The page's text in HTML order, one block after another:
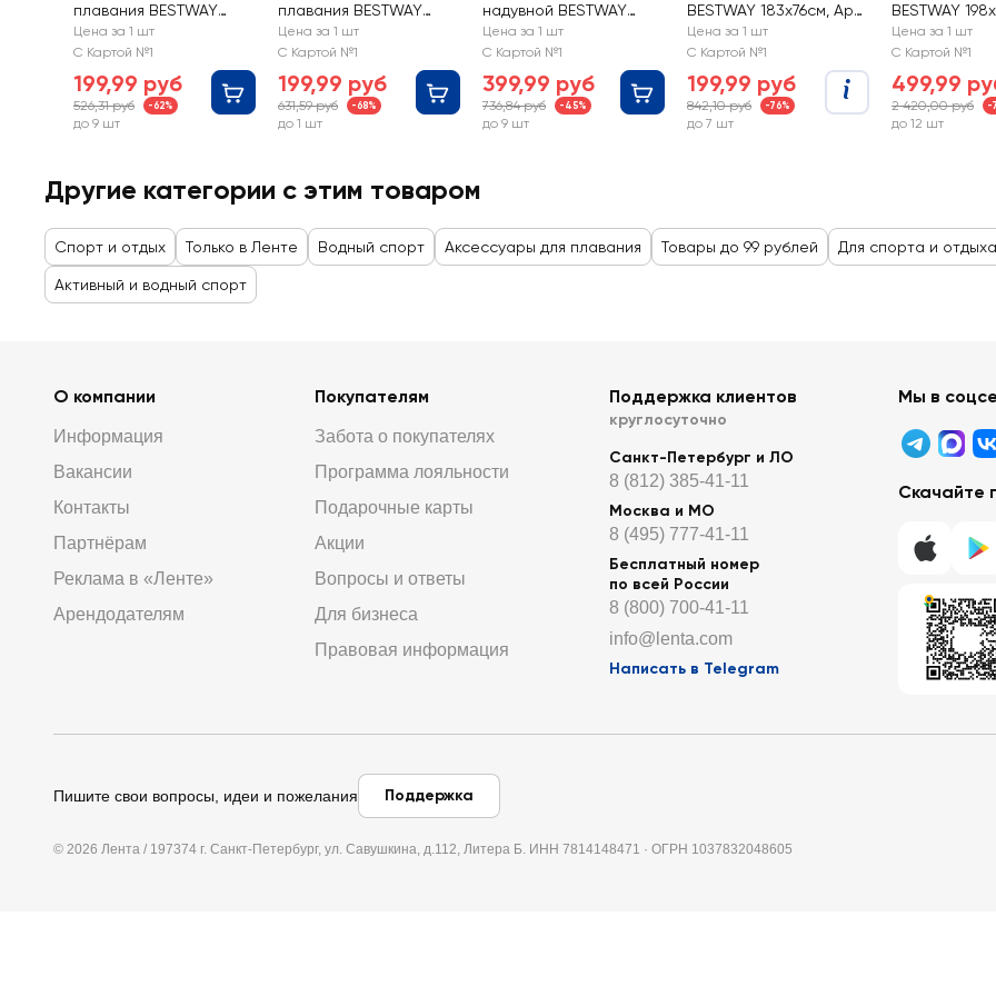
плавания BESTWAY
183х69см, цвета в
ассортименте, с
ремкомплектом, Арт.
44007
Цена за 1 шт
С Картой №1
199,99 руб
526,31 руб -62%
до 9 шт
плавания BESTWAY
Модный 183х69см, с
ремкомплектом, Арт.
Цена за 1 шт
С Картой №1
199,99 руб
631,59 руб -68%
до 1 шт
надувной BESTWAY
Лимон 183х69см, Арт.
44122
Цена за 1 шт
С Картой №1
399,99 руб
736,84 руб -45%
до 9 шт
BESTWAY 183х76см, Арт.
44013
Цена за 1 шт
С Картой №1
199,99 руб
842,10 руб -76%
до 7 шт
BESTWAY
43550
Цена за 1 шт
С Картой №1
499,99
2 420,00 руб -
до 12 шт
Другие категории с этим товаром
Спорт и отдых Только в Ленте Водный спорт Аксессуары для плавания Товары до 99 рублей Для спорта и отдыха
Активный и водный спорт
О компании
Информация
Вакансии
Контакты
Партнёрам
Реклама в «Ленте»
Арендодателям
Покупателям
Забота о покупателях
Программа лояльности
Подарочные карты
Акции
Вопросы и ответы
Для бизнеса
Правовая информация
Поддержка клиентов
круглосуточно
Санкт-Петербург и ЛО
8 (812) 385-41-11
Москва и МО
8 (495) 777-41-11
Бесплатный номер
по всей России
8 (800) 700-41-11
info@lenta.com
Написать в Telegram
Мы в
Скачайте
Пишите свои вопросы, идеи и пожелания Поддержка
© 2026 Лента / 197374 г. Санкт-Петербург, ул. Савушкина, д.112, Литера Б. ИНН 7814148471 · ОГРН 1037832048605